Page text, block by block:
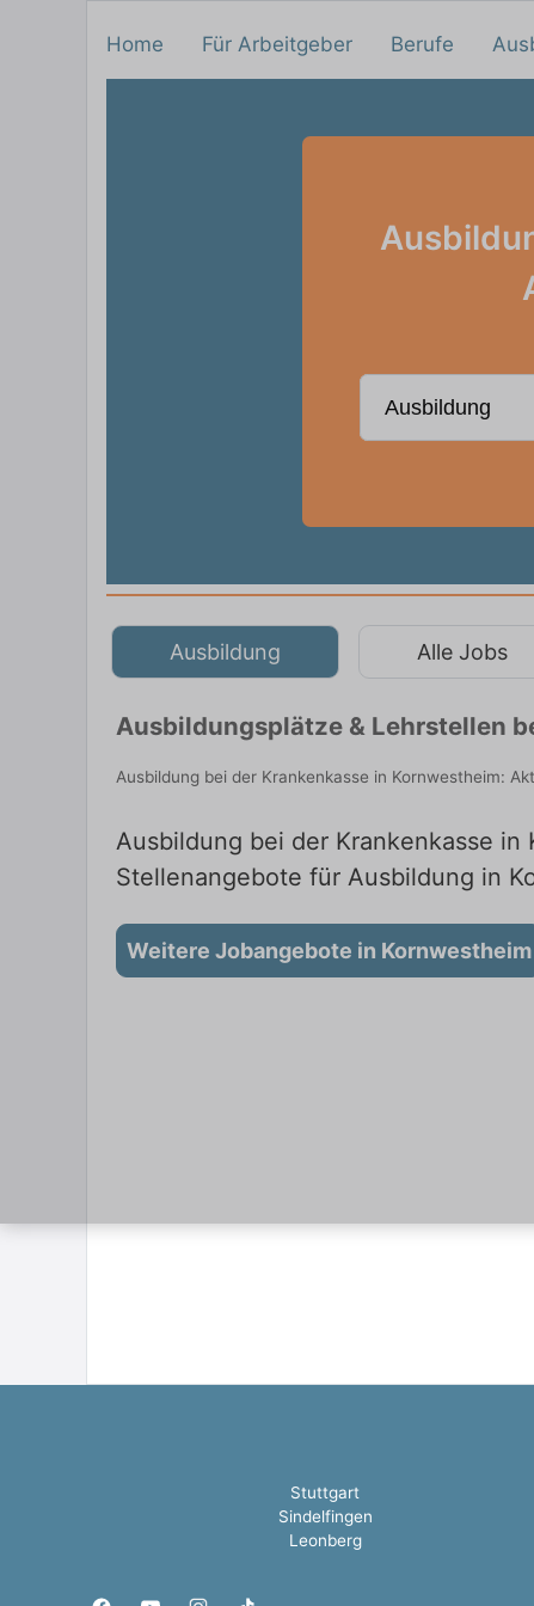
Home Für Arbeitgeber Berufe
Ausbildung Alle Jobs
Ausbildungsplätze & Lehrstellen
Ausbildung bei der Krankenkasse in Kornwestheim:
Ausbildung bei der Krankenkasse
Stellenangebote für Ausbildung in
Weitere Jobangebote in Kornwestheim
Stuttgart
Sindelfingen
Leonberg